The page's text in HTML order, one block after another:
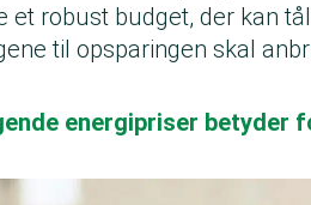
et robust budget, der kan
til opsparingen skal
energipriser betyder